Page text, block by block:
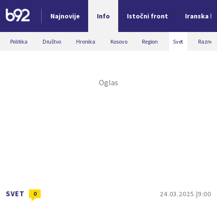
Najnovije Info Istočni front Iranska
Nova vest
Politika Društvo Hronika Kosovo Region Svet Razno
SVET 0 24.03.2025. 9:00